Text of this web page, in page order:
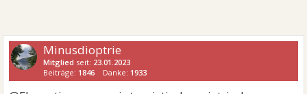
Minusdioptrie
Mitglied seit: 23.01.2023
Beiträge: 1846 Danke: 1933